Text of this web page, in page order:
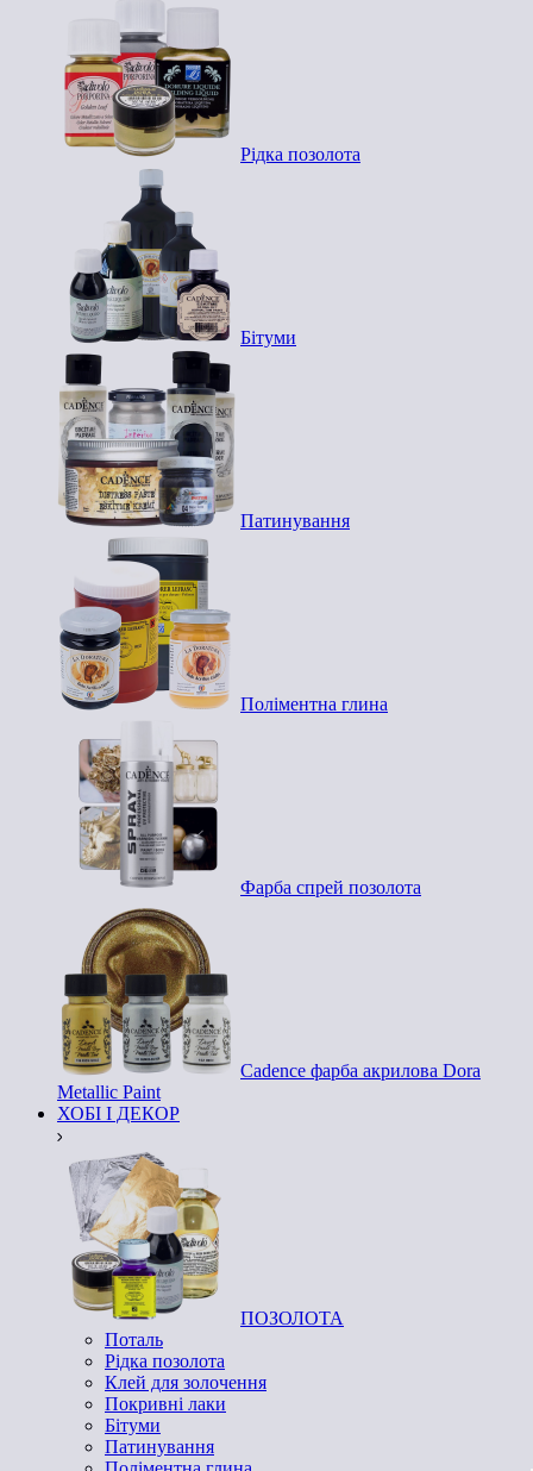
Рідка позолота
Бітуми
Патинування
Поліментна глина
Фарба спрей позолота
Cadence фарба акрилова Dora
Metallic Paint
ХОБІ І ДЕКОР
ПОЗОЛОТА
Поталь
Рідка позолота
Клей для золочення
Покривні лаки
Бітуми
Патинування